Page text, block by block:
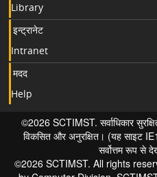
Library
इन्ट्रानेट
Intranet
मदद
Help
©2026 SCTIMST. सर्वाधिकार
विकसित और अनुरक्षित। (यह साइट
सर्वोत्तम रूप से
©2026 SCTIMST. All rights